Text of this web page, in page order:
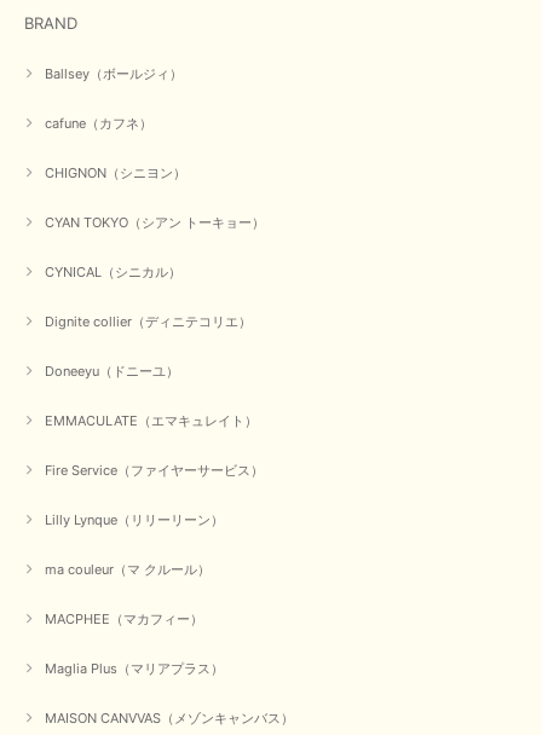
BRAND
Ballsey（ボールジィ）
cafune（カフネ）
CHIGNON（シニヨン）
CYAN TOKYO（シアン トーキョー）
CYNICAL（シニカル）
Dignite collier（ディニテコリエ）
Doneeyu（ドニーユ）
EMMACULATE（エマキュレイト）
Fire Service（ファイヤーサービス）
Lilly Lynque（リリーリーン）
ma couleur（マ クルール）
MACPHEE（マカフィー）
Maglia Plus（マリアプラス）
MAISON CANVVAS（メゾンキャンバス）